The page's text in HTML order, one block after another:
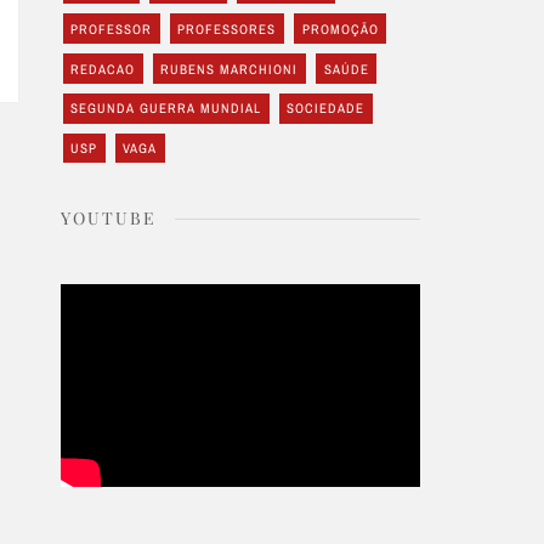
PROFESSOR PROFESSORES PROMOÇÃO
REDACAO RUBENS MARCHIONI SAÚDE
SEGUNDA GUERRA MUNDIAL SOCIEDADE
USP VAGA
YOUTUBE